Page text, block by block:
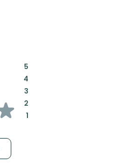
5:
4:
3:
2:
1: